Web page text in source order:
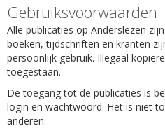
Gebruiksvoorwaarden
Alle publicaties op Anderslezen
boeken, tijdschriften en kranten
persoonlijk gebruik. Illegaal
toegestaan.
De toegang tot de publicaties is
login en wachtwoord. Het is niet
anderen.